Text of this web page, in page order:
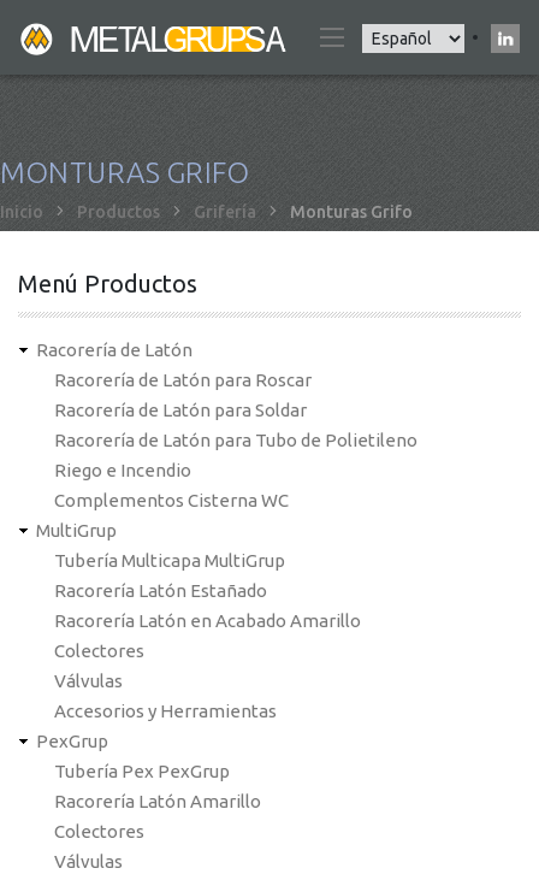
Select
your
language
MONTURAS GRIFO
Sobrescribir
de
ayuda
navegación
Inicio Productos Grifería Monturas Grifo
Menú Productos
Racorería de Latón
Racorería de Latón para Roscar
Racorería de Latón para Soldar
Racorería de Latón para Tubo de Polietileno
Riego e Incendio
Complementos Cisterna WC
MultiGrup
Tubería Multicapa MultiGrup
Racorería Latón Estañado
Racorería Latón en Acabado Amarillo
Colectores
Válvulas
Accesorios y Herramientas
PexGrup
Tubería Pex PexGrup
Racorería Latón Amarillo
Colectores
Válvulas